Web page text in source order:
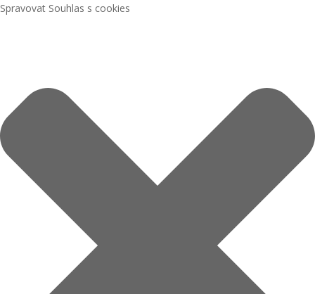
Spravovat Souhlas s cookies